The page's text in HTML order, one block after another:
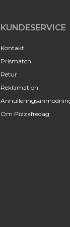
KUNDESERVICE
Kontakt
Prismatch
Retur
Reklamation
Om Pizzafredag